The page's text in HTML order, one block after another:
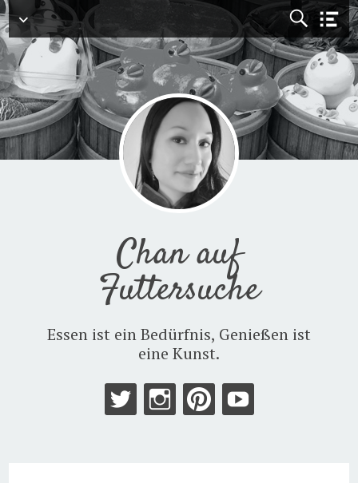
Menü
Chan auf
Futtersuche
Essen ist ein Bedürfnis, Genießen ist
eine Kunst.